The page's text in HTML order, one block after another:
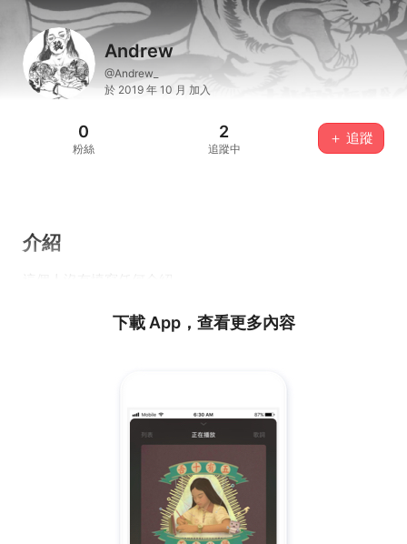
Andrew
@Andrew_
於 2019 年 10 月 加入
0
粉絲
2
追蹤中
＋ 追蹤
介紹
下載 App，查看更多內容